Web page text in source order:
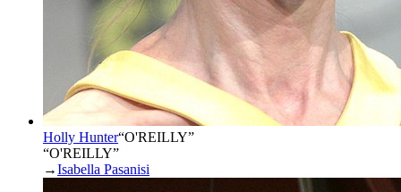
Holly Hunter“O'REILLY”
“O'REILLY”
→Isabella Pasanisi